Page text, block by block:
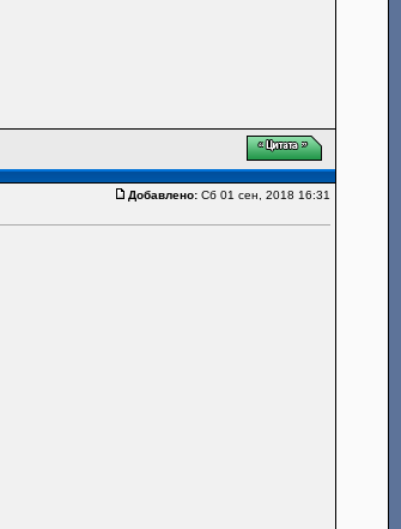
Добавлено:Сб 01 сен, 2018 16:31